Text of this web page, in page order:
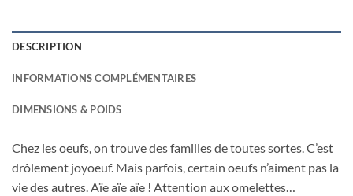
DESCRIPTION
INFORMATIONS COMPLÉMENTAIRES
DIMENSIONS & POIDS
Chez les oeufs, on trouve des familles de toutes sortes. C’est
drôlement joyoeuf. Mais parfois, certain oeufs n’aiment pas la
vie des autres. Aïe aïe aïe ! Attention aux omelettes…